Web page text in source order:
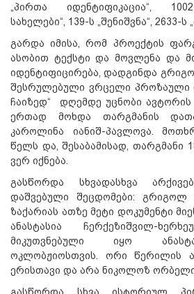
„პირთა იდენტიფიკაცია“,
სახელები“, 139-ს „შენიშვნა“, 2633-
გარდა იმისა, რომ პროექტის
ასობით ტექსტი და მოვლენა და
იდენტიფიცირება, დადგინდა
შესრულებული ვრცელი პროზაული
ჩაიზედ“ დღემდე უცნობი ავტორის
ერთად მოხდა თარგმანის
კაროლინა იანიშ-პავლოვა.
წელს და, შესაბამისად, თარგმანი
ვერ იქნება.
გასწორდა სხვადასხვა
დაშვებული შეცდომები: გრიგოლ
ზაქარიას ათზე მეტი დოკუმენტი
ანასტასია ჩერქეზიშვილ-
მიკუთვნებული იყო
ოკლობჟიოსთვის. ორი წერილის
ერისთავი და არა ნიკოლოზ